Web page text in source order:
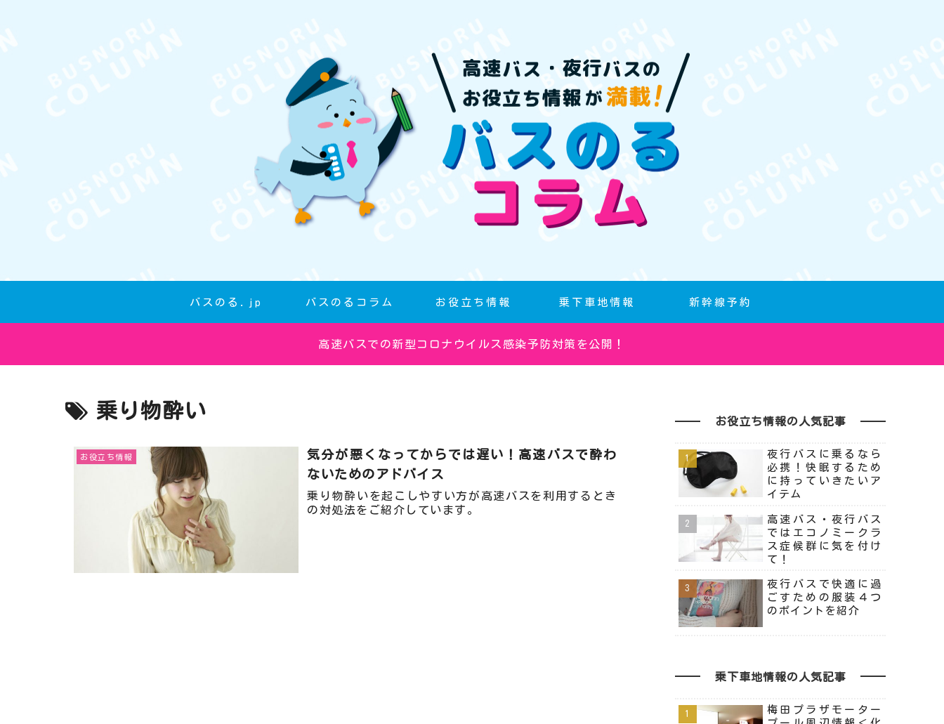
バスのる.jp バスのるコラム お役立ち情報 乗下車地情報 新幹線予約
高速バスでの新型コロナウイルス感染予防対策を公開！
乗り物酔い
お役立ち情報
気分が悪くなってからでは遅い！高速バスで酔わ
ないためのアドバイス
乗り物酔いを起こしやすい方が高速バスを利用するとき
の対処法をご紹介しています。
お役立ち情報の人気記事
夜行バスに乗るなら
必携！快眠するため
に持っていきたいア
イテム
高速バス・夜行バス
ではエコノミークラ
ス症候群に気を付け
て！
夜行バスで快適に過
ごすための服装４つ
のポイントを紹介
乗下車地情報の人気記事
梅田プラザモーター